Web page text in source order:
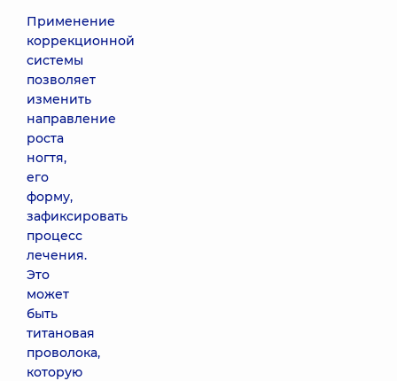
Установка
коррекционной
системы
Установка
коррекционной
скоби Фрезера
Протезирование
ногтя I степени
сложности
ногтя II степени
сложности
Применение
коррекционной
системы
позволяет
изменить
направление
роста
ногтя,
его
форму,
зафиксировать
процесс
лечения.
Это
может
быть
титановая
проволока,
которую